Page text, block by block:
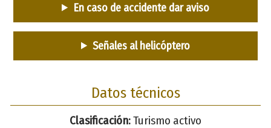
En caso de accidente dar aviso
Señales al helicóptero
Datos técnicos
Clasificación:Turismo activo